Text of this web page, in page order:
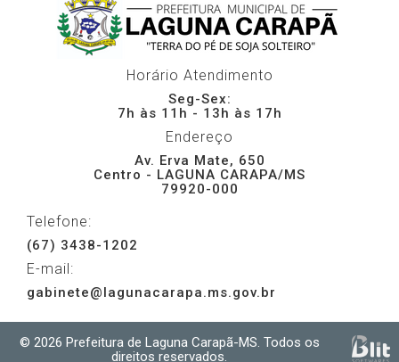
Horário Atendimento
Seg-Sex:
7h às 11h - 13h às 17h
Endereço
Av. Erva Mate, 650
Centro - LAGUNA CARAPA/MS
79920-000
Telefone:
(67) 3438-1202
E-mail:
gabinete@lagunacarapa.ms.gov.br
© 2026 Prefeitura de Laguna Carapã-MS. Todos os
direitos reservados.